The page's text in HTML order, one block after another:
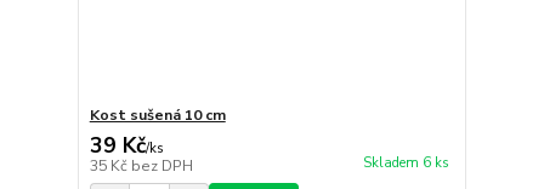
Kost sušená 10 cm
39 Kč/ks
35 Kč bez DPH Skladem 6 ks